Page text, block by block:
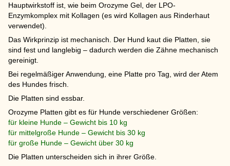
Hauptwirkstoff ist, wie beim Orozyme Gel, der LPO-
Enzymkomplex mit Kollagen (es wird Kollagen aus Rinderhaut
verwendet).
Das Wirkprinzip ist mechanisch. Der Hund kaut die Platten, sie
sind fest und langlebig – dadurch werden die Zähne mechanisch
gereinigt.
Bei regelmäßiger Anwendung, eine Platte pro Tag, wird der Atem
des Hundes frisch.
Die Platten sind essbar.
Orozyme Platten gibt es für Hunde verschiedener Größen:
für kleine Hunde – Gewicht bis 10 kg
für mittelgroße Hunde – Gewicht bis 30 kg
für große Hunde – Gewicht über 30 kg
Die Platten unterscheiden sich in ihrer Größe.